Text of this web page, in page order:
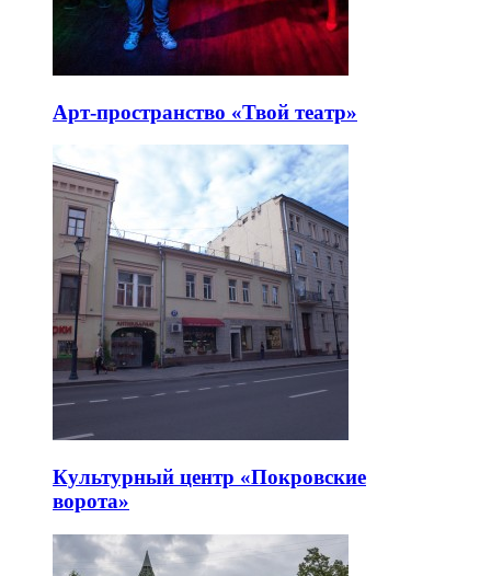
Арт-пространство «Твой театр»
Культурный центр «Покровские
ворота»